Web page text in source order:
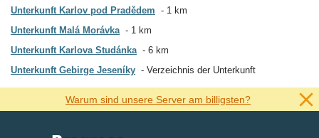
Unterkunft Karlov pod Pradědem
1 km
Unterkunft Malá Morávka
1 km
Unterkunft Karlova Studánka
6 km
Unterkunft Gebirge Jeseníky
Verzeichnis der Unterkunft
Warum sind unsere Server am billigsten?